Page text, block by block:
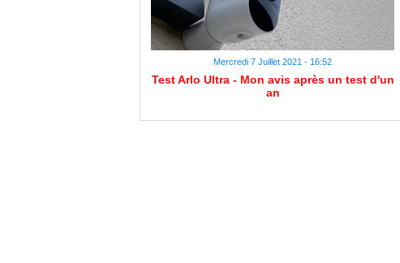
Mercredi 7 Juillet 2021 - 16:52
Test Arlo Ultra - Mon avis après un test d'un
an